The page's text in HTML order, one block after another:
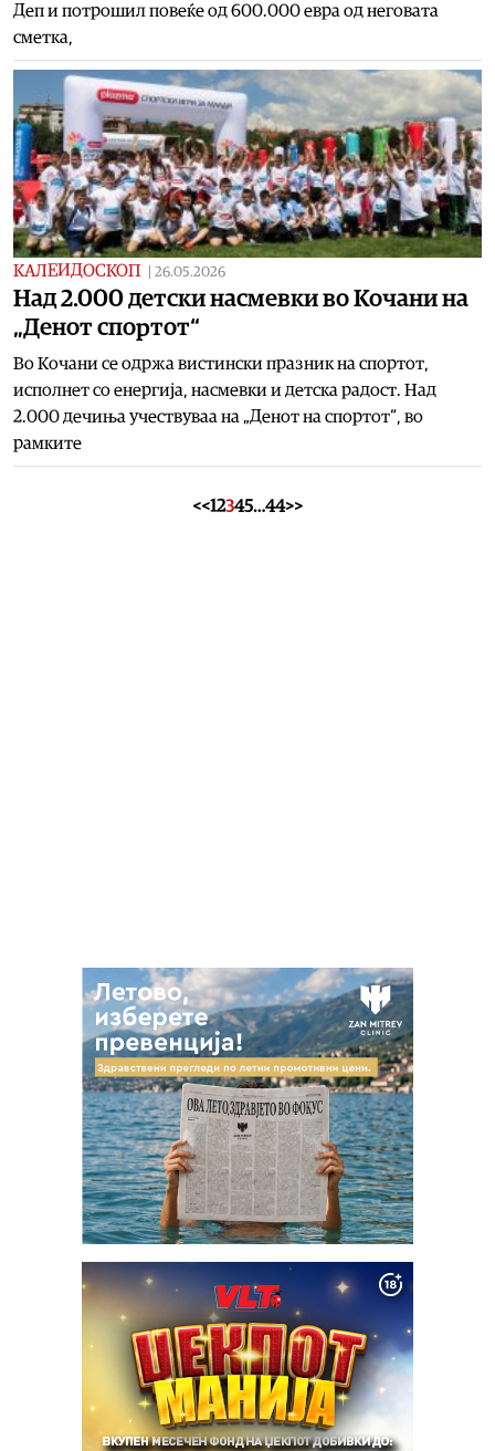
Деп и потрошил повеќе од 600.000 евра од неговата
сметка,
КАЛЕИДОСКОП 26.05.2026
Над 2.000 детски насмевки во Кочани на
„Денот спортот“
Во Кочани се одржа вистински празник на спортот,
исполнет со енергија, насмевки и детска радост. Над
2.000 дечиња учествуваа на „Денот на спортот“, во
рамките
<<12345…44>>